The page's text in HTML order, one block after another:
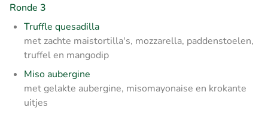
Ronde 3
Truffle quesadilla
met zachte maistortilla's, mozzarella, paddenstoelen,
truffel en mangodip
Miso aubergine
met gelakte aubergine, misomayonaise en krokante
uitjes